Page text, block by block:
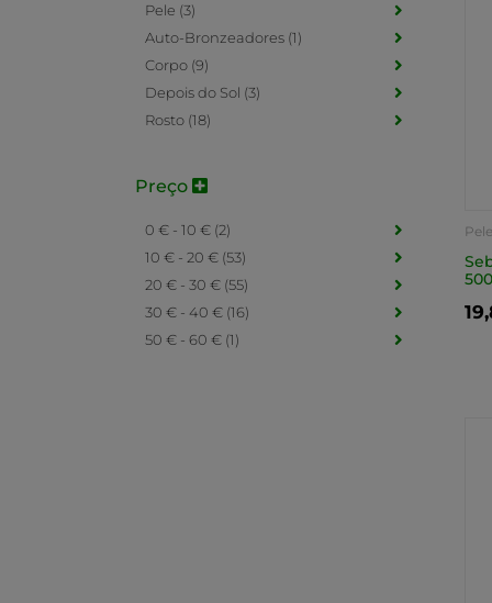
Pele (3)
Auto-Bronzeadores (1)
Corpo (9)
Depois do Sol (3)
Rosto (18)
Preço
0 € - 10 € (2)
10 € - 20 € (53)
20 € - 30 € (55)
30 € - 40 € (16)
50 € - 60 € (1)